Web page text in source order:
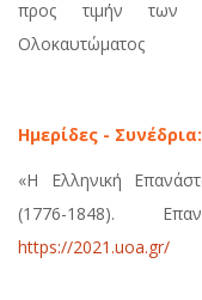
προς τιμήν των
Ολοκαυτώματος
Ημερίδες - Συνέδρια:
«Η Ελληνική
(1776-1848).
https://2021.uoa.gr/